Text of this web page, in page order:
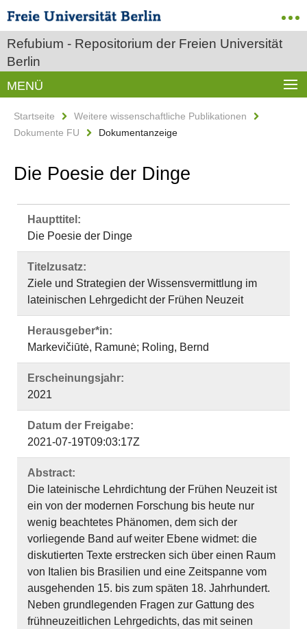
Refubium - Repositorium der Freien Universität
Berlin
MENÜ
Startseite
Weitere wissenschaftliche Publikationen
Dokumente FU
Dokumentanzeige
Die Poesie der Dinge
Haupttitel:
Die Poesie der Dinge
Titelzusatz:
Ziele und Strategien der Wissensvermittlung im
lateinischen Lehrgedicht der Frühen Neuzeit
Herausgeber*in:
Markevičiūtė, Ramunė; Roling, Bernd
Erscheinungsjahr:
2021
Datum der Freigabe:
2021-07-19T09:03:17Z
Abstract:
Die lateinische Lehrdichtung der Frühen Neuzeit ist
ein von der modernen Forschung bis heute nur
wenig beachtetes Phänomen, dem sich der
vorliegende Band auf weiter Ebene widmet: die
diskutierten Texte erstrecken sich über einen Raum
von Italien bis Brasilien und eine Zeitspanne vom
ausgehenden 15. bis zum späten 18. Jahrhundert.
Neben grundlegenden Fragen zur Gattung des
frühneuzeitlichen Lehrgedichts, das mit seinen